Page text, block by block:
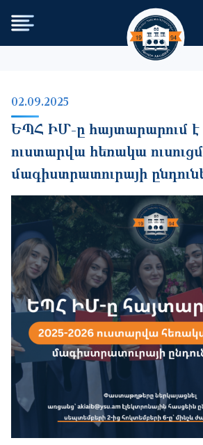
Skip to
02.09.2025
ԵՊՀ ԻՄ-ը հայտարարում է
ուստարվա հեռակա
մագիստրատուրայի